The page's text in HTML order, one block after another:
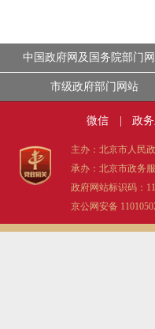
中国政府网及国务院部门
市级政府部门网站
微信 政
主办：北京市人民
承办：北京市政务
政府网站标识码：
京公网安备